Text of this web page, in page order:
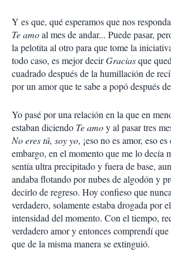
Y es que, qué esperamos que nos
Te amoal mes de andar... Puede pasar,
la pelotita al otro para que tome la
todo caso, es mejor decirGraciasque
cuadrado después de la humillación de
por un amor que te sabe a popó después
Yo pasé por una relación en la que en
estaban diciendo Te amoy al pasar tres
No eres tú, soy yo, ¡eso no es amor, eso
embargo, en el momento que me lo decía
sentía ultra precipitado y fuera de base,
andaba flotando por nubes de algodón y
decirlo de regreso. Hoy confieso que
verdadero, solamente estaba drogada por
intensidad del momento. Con el tiempo,
verdadero amor y entonces comprendí
que de la misma manera se extinguió.